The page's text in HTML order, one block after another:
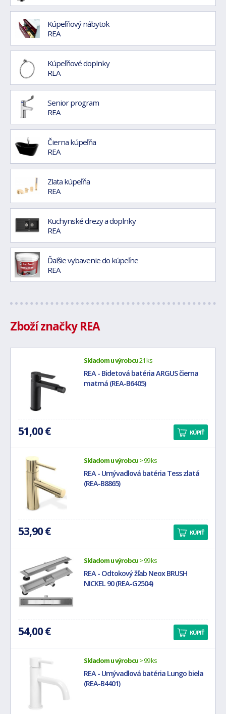
Kúpeľňový nábytok
REA
Kúpeľňové doplnky
REA
Senior program
REA
Čierna kúpeľňa
REA
Zlata kúpeľňa
REA
Kuchynské drezy a doplnky
REA
Ďalšie vybavenie do kúpeľne
REA
Zboží značky REA
Skladom u výrobcu21 ks
REA - Bidetová batéria ARGUS čierna
matmá (REA-B6405)
51,00 € KÚPIŤ
Skladom u výrobcu> 99 ks
REA - Umývadlová batéria Tess zlatá
(REA-B8865)
53,90 € KÚPIŤ
Skladom u výrobcu> 99 ks
REA - Odtokový žľab Neox BRUSH
NICKEL 90 (REA-G2504)
54,00 € KÚPIŤ
Skladom u výrobcu> 99 ks
REA - Umývadlová batéria Lungo biela
(REA-B4401)